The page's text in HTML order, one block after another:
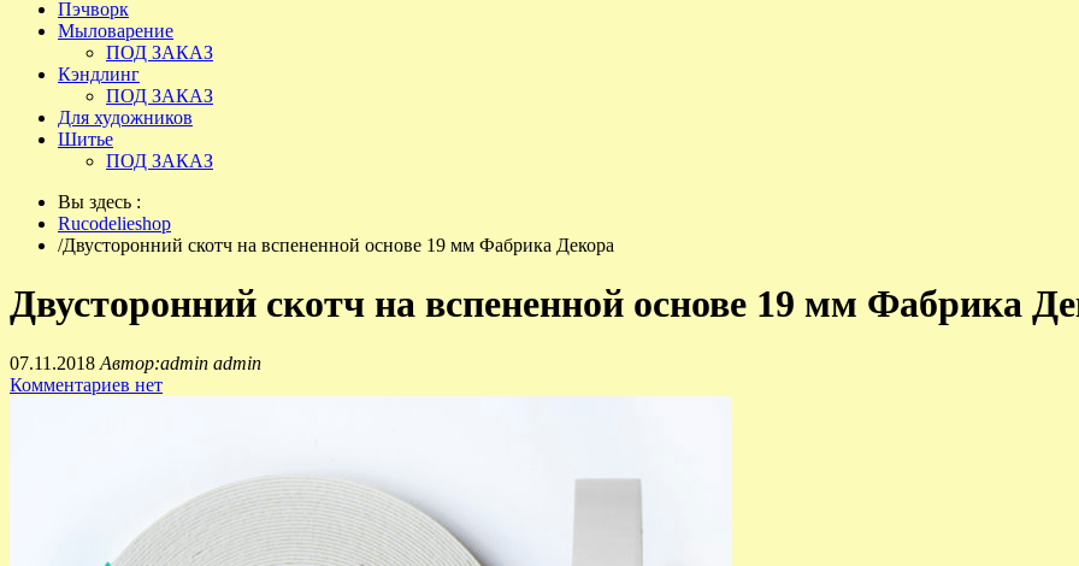
Пэчворк
Мыловарение
ПОД ЗАКАЗ
Кэндлинг
ПОД ЗАКАЗ
Для художников
Шитье
ПОД ЗАКАЗ
Вы здесь :
Rucodelieshop
/Двусторонний скотч на вспененной основе 19 мм Фабрика Декора
Двусторонний скотч на вспененной основе 19 мм Фабрика
07.11.2018 Автор:admin admin
Комментариев нет